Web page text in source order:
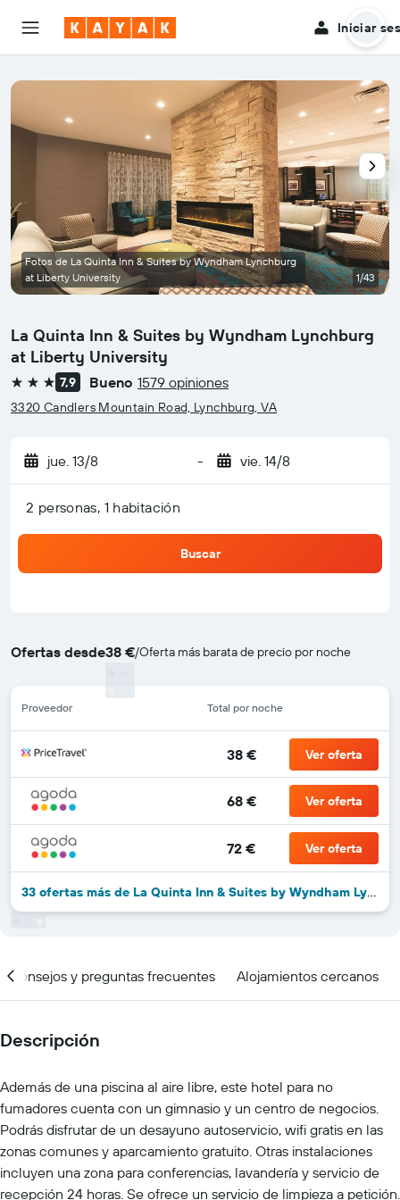
Iniciar
La Quinta Inn & Suites by Wyndham Lynchburg
at Liberty University
3 estrellas
7,9 Bueno 1579 opiniones
3320 Candlers Mountain Road, Lynchburg, VA
jue. 13/8 - vie. 14/8
2 personas, 1 habitación
Buscar
Ofertas desde38 €/Oferta más barata de precio por noche
Proveedor Total por noche
38 € Ver oferta
68 € Ver oferta
72 € Ver oferta
33 ofertas más de La Quinta Inn & Suites by Wyndham Lynchburg at Liberty University
Fotos de La Quinta Inn & Suites by Wyndham Lynchburg
at Liberty University
1/43
Consejos y preguntas frecuentes Alojamientos cercanos
Descripción
Además de una piscina al aire libre, este hotel para no
fumadores cuenta con un gimnasio y un centro de negocios.
Podrás disfrutar de un desayuno autoservicio, wifi gratis en las
zonas comunes y aparcamiento gratuito. Otras instalaciones
incluyen una zona para conferencias, lavandería y servicio de
recepción 24 horas. Se ofrece un servicio de limpieza a petición.